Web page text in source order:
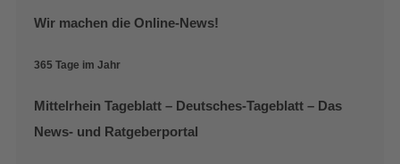
Wir machen die Online-News!
365 Tage im Jahr
Mittelrhein Tageblatt – Deutsches-Tageblatt – Das
News- und Ratgeberportal